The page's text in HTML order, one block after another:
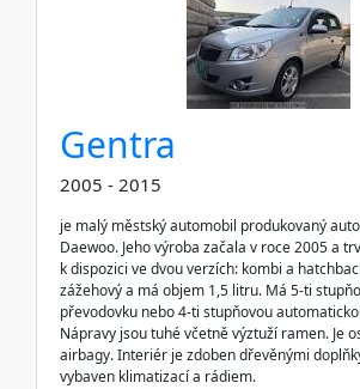
Gentra
2005 - 2015
je malý městský automobil produkovaný
Daewoo. Jeho výroba začala v roce 2005 a
k dispozici ve dvou verzích: kombi a
zážehový a má objem 1,5 litru. Má 5-ti
převodovku nebo 4-ti stupňovou
Nápravy jsou tuhé včetně výztuží ramen. Je
airbagy. Interiér je zdoben dřevěnými
vybaven klimatizací a rádiem.